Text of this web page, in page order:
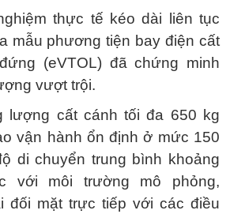
thực tế kéo dài liên tục
mẫu phương tiện bay điện cất
(eVTOL) đã chứng minh
vượt trội.
lượng cất cánh tối đa 650 kg
vận hành ổn định ở mức 150
di chuyển trung bình khoảng
với môi trường mô phỏng,
đối mặt trực tiếp với các điều